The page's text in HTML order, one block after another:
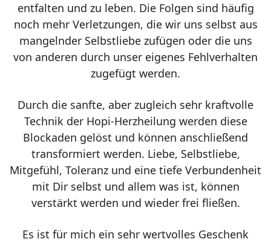
entfalten und zu leben. Die Folgen sind häufig
noch mehr Verletzungen, die wir uns selbst aus
mangelnder Selbstliebe zufügen oder die uns
von anderen durch unser eigenes Fehlverhalten
zugefügt werden.
Durch die sanfte, aber zugleich sehr kraftvolle
Technik der Hopi-Herzheilung werden diese
Blockaden gelöst und können anschließend
transformiert werden. Liebe, Selbstliebe,
Mitgefühl, Toleranz und eine tiefe Verbundenheit
mit Dir selbst und allem was ist, können
verstärkt werden und wieder frei fließen.
Es ist für mich ein sehr wertvolles Geschenk